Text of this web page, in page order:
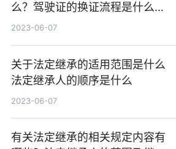
么？驾驶证的换证流程是什么？
焦点快看
2023-06-07
关于法定继承的适用范围是什么
法定继承人的顺序是什么
2023-06-07
有关法定继承的相关规定内容有